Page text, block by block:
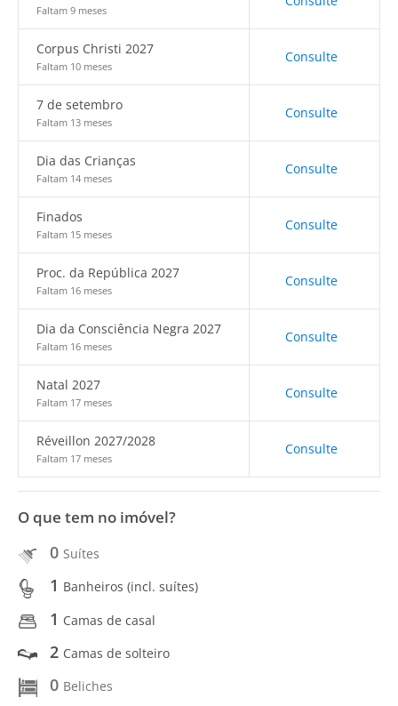
Faltam 9 meses
Corpus Christi 2027
Faltam 10 meses
Consulte
7 de setembro
Faltam 13 meses
Consulte
Dia das Crianças
Faltam 14 meses
Consulte
Finados
Faltam 15 meses
Consulte
Proc. da República 2027
Faltam 16 meses
Consulte
Dia da Consciência Negra 2027
Faltam 16 meses
Consulte
Natal 2027
Faltam 17 meses
Consulte
Réveillon 2027/2028
Faltam 17 meses
Consulte
O que tem no imóvel?
0 Suítes
1 Banheiros (incl. suítes)
1 Camas de casal
2 Camas de solteiro
0 Beliches